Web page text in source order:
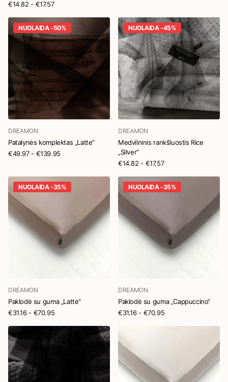
€14.82 - €17.57
NUOLAIDA -50%
DREAMON
Patalynės komplektas „Latte“
€49.97- €139.95
NUOLAIDA -45%
DREAMON
Medvilninis rankšluostis Rice
„Silver“
€14.82 - €17.57
NUOLAIDA -35%
DREAMON
Paklodė su guma „Latte“
€31.16- €70.95
NUOLAIDA -35%
DREAMON
Paklodė su guma „Cappuccino“
€31.16- €70.95